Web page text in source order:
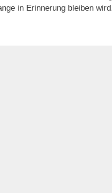
in Erinnerung bleiben